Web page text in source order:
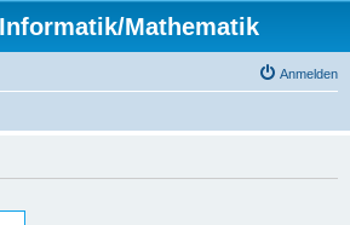
Mathematik
Anmelden